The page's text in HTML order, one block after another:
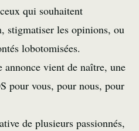
qui souhaitent
stigmatiser les opinions, ou
lobotomisées.
vient de naître, une
pour vous, pour nous, pour
de plusieurs passionnés,